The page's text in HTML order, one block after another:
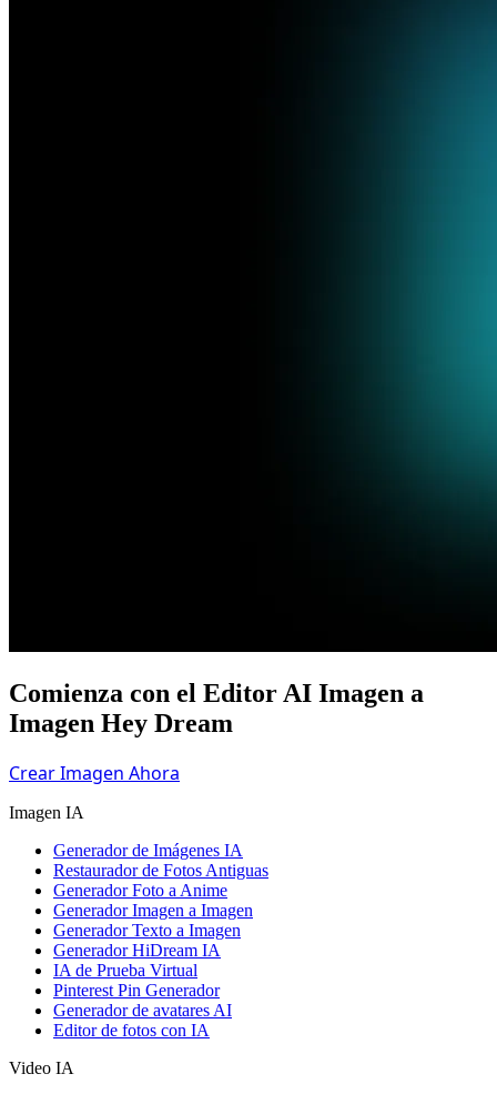
Comienza con el Editor AI Imagen a
Imagen Hey Dream
Crear Imagen Ahora
Imagen IA
Generador de Imágenes IA
Restaurador de Fotos Antiguas
Generador Foto a Anime
Generador Imagen a Imagen
Generador Texto a Imagen
Generador HiDream IA
IA de Prueba Virtual
Pinterest Pin Generador
Generador de avatares AI
Editor de fotos con IA
Video IA